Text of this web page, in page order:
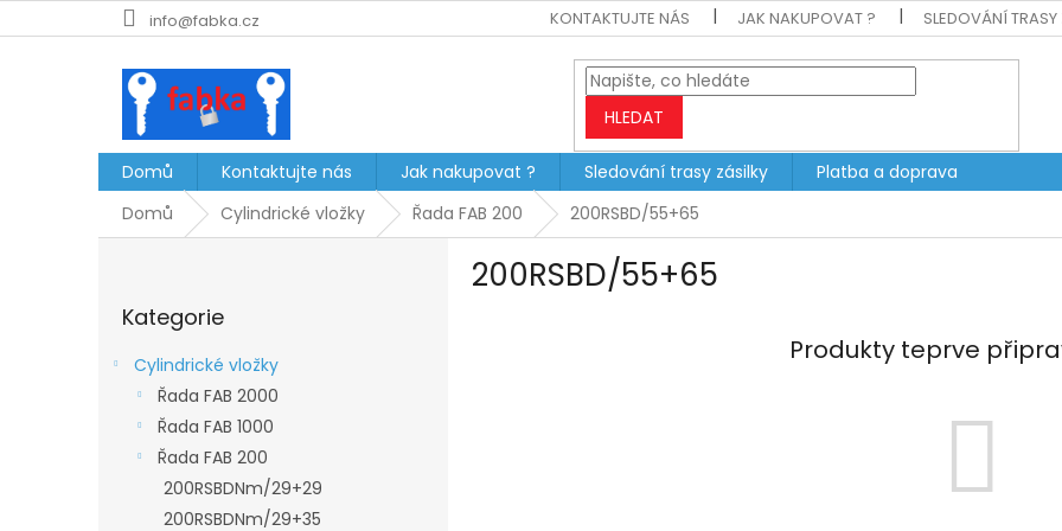
na
info@fabka.cz KONTAKTUJTE NÁS JAK NAKUPOVAT ? SLEDOVÁNÍ TRASY
HLEDAT
Domů Kontaktujte nás Jak nakupovat ? Sledování trasy zásilky
Platba a doprava
Domů
Cylindrické vložky Řada FAB 200 200RSBD/55+65
kategorie
Kategorie
Cylindrické vložky
Řada FAB 2000
Řada FAB 1000
Řada FAB 200
200RSBDNm/29+29
200RSBDNm/29+35
200RSBD/55+65
Produkty teprve